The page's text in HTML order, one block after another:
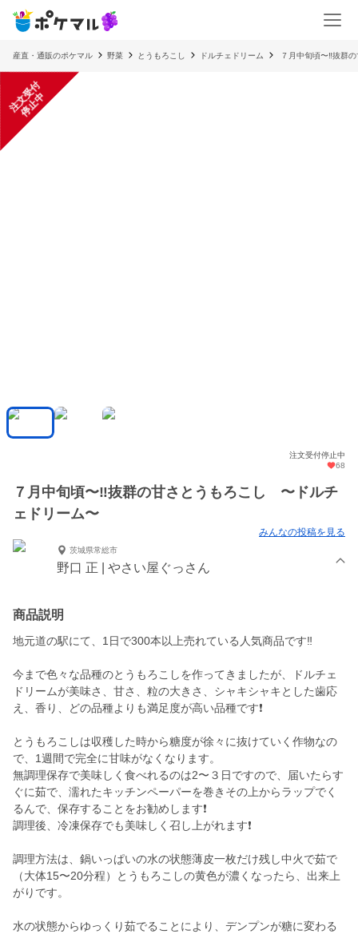
産直・通販のポケマル 野菜 とうもろこし ドルチェドリーム ７月中旬頃〜‼️抜群
注
文
受
付
停
止
中
注文受付停止中
68
７月中旬頃〜‼️抜群の甘さとうもろこし 〜ドルチ
ェドリーム〜
みんなの投稿を見る
茨城県常総市
野口 正 | やさい屋ぐっさん
商品説明
地元道の駅にて、1日で300本以上売れている人気商品です‼️
今まで色々な品種のとうもろこしを作ってきましたが、ドルチェ
ドリームが美味さ、甘さ、粒の大きさ、シャキシャキとした歯応
え、香り、どの品種よりも満足度が高い品種です❗️
とうもろこしは収穫した時から糖度が徐々に抜けていく作物なの
で、1週間で完全に甘味がなくなります。
無調理保存で美味しく食べれるのは2〜３日ですので、届いたらす
ぐに茹で、濡れたキッチンペーパーを巻きその上からラップでく
るんで、保存することをお勧めします❗️
調理後、冷凍保存でも美味しく召し上がれます❗️
調理方法は、鍋いっぱいの水の状態薄皮一枚だけ残し中火で茹で
（大体15〜20分程）とうもろこしの黄色が濃くなったら、出来上
がりです。
水の状態からゆっくり茹でることにより、デンプンが糖に変わる